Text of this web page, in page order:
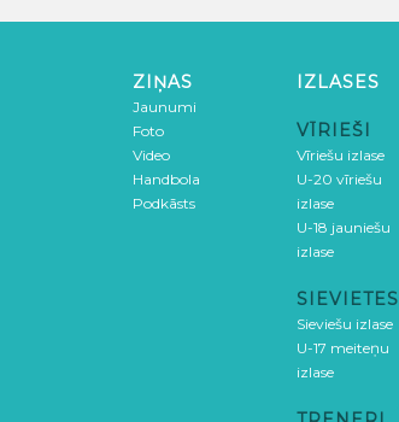
ZIŅAS
Jaunumi
Foto
Video
Handbola
Podkāsts
IZLASES
VĪRIEŠI
Vīriešu izlase
U-20 vīriešu
izlase
U-18 jauniešu
izlase
SIEVIETES
Sieviešu izlase
U-17 meiteņu
izlase